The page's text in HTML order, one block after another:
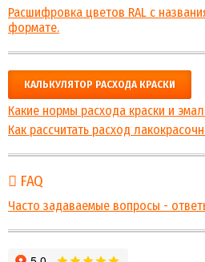
Расшифровка цветов RAL с
формате.
КАЛЬКУЛЯТОР РАСХОДА КРАСКИ
Какие нормы расхода краски и
Как рассчитать расход
FAQ
Часто задаваемые вопросы -